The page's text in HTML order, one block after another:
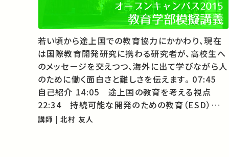
若い頃から途上国での教育協力にかかわり、現在
は国際教育開発研究に携わる研究者が、高校生へ
のメッセージを交えつつ、海外に出て学びながら人
のために働く面白さと難しさを伝えます。 07:45
自己紹介 14:05 途上国の教育を考える視点
22:34 持続可能な開発のための教育（ESD）
33:52 大学での「開かれた学び」 43:52 高校で
講師 | 北村 友人